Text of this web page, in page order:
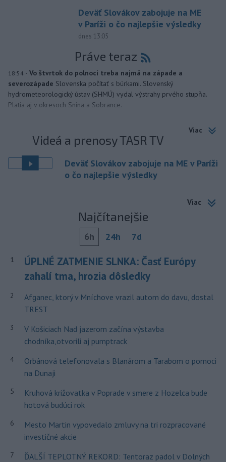
Deväť Slovákov zabojuje na ME
v Paríži o čo najlepšie výsledky
dnes 13:05
Práve teraz
18:54 - Vo štvrtok do polnoci treba najmä na západe a
severozápade Slovenska počítať s búrkami. Slovenský
hydrometeorologický ústav (SHMÚ) vydal výstrahy prvého stupňa.
Platia aj v okresoch Snina a Sobrance.
Viac
Videá a prenosy TASR TV
Deväť Slovákov zabojuje na ME v Paríži
o čo najlepšie výsledky
Viac
Najčítanejšie
6h 24h 7d
1
ÚPLNÉ ZATMENIE SLNKA: Časť Európy
zahalí tma, hrozia dôsledky
2
Afganec, ktorý v Mníchove vrazil autom do davu, dostal
TREST
3
V Košiciach Nad jazerom začína výstavba
chodníka,otvorili aj pumptrack
4
Orbánová telefonovala s Blanárom a Tarabom o pomoci
na Dunaji
5
Kruhová križovatka v Poprade v smere z Hozelca bude
hotová budúci rok
6
Mesto Martin vypovedalo zmluvy na tri rozpracované
investičné akcie
7
ĎALŠÍ TEPLOTNÝ REKORD: Tentoraz padol v Dolných